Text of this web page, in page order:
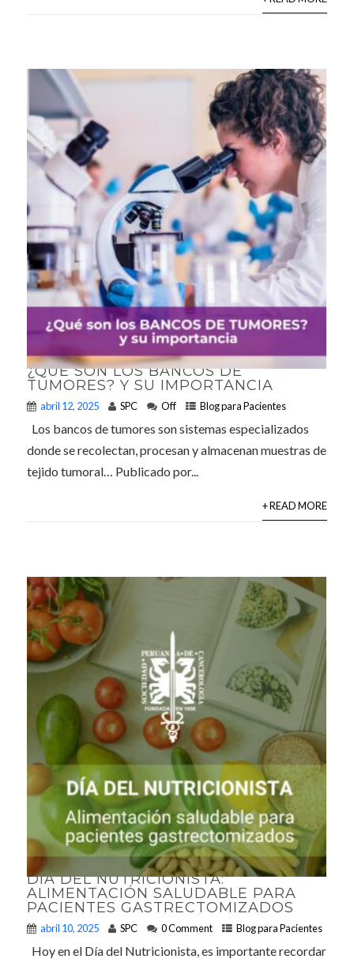
¿QUÉ SON LOS BANCOS DE
TUMORES? Y SU IMPORTANCIA
abril 12, 2025 SPC Off Blog para Pacientes
Los bancos de tumores son sistemas especializados
donde se recolectan, procesan y almacenan muestras de
tejido tumoral… Publicado por...
+ READ MORE
DÍA DEL NUTRICIONISTA:
ALIMENTACIÓN SALUDABLE PARA
PACIENTES GASTRECTOMIZADOS
abril 10, 2025 SPC 0 Comment Blog para Pacientes
Hoy en el Día del Nutricionista, es importante recordar